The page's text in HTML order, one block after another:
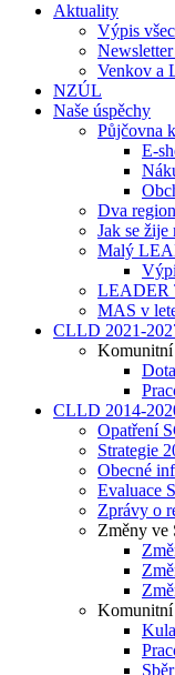
Aktuality
Výpis
Venkov a
NZÚL
Naše úspěchy
Půjčovna
E-
Dva
Jak se žije
Malý
LEADER
MAS v
CLLD 2021-
Komunitní
CLLD 2014-
Opatření
Strategie
Obecné
Evaluace
Zprávy o
Změny ve
Komunitní